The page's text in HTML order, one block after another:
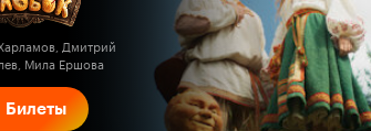
Билеты
Дмитрий
Мила Ершова